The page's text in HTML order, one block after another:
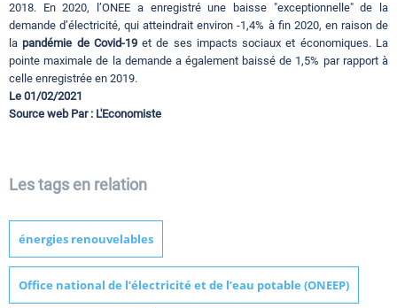
2018. En 2020, l’ONEE a enregistré une baisse "exceptionnelle" de la
demande d’électricité, qui atteindrait environ -1,4% à fin 2020, en raison de
lapandémie de Covid-19et de ses impacts sociaux et économiques. La
pointe maximale de la demande a également baissé de 1,5% par rapport à
celle enregistrée en 2019.
Le 01/02/2021
Source web Par : L'Economiste
Les tags en relation
énergies renouvelables
Office national de l’électricité et de l’eau potable (ONEEP)